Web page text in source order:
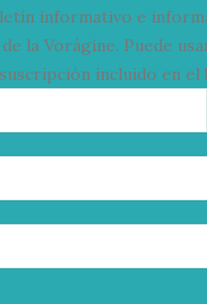
informativo e
la Vorágine. Puede
incluido en el